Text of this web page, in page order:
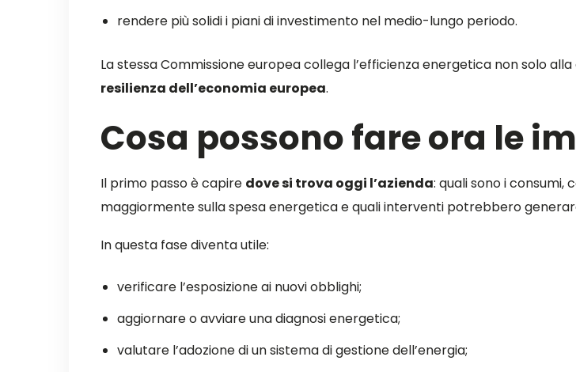
rendere più solidi i piani di investimento nel medio-lungo periodo.
La stessa Commissione europea collega l’efficienza energetica non solo
resilienza dell’economia europea.
Cosa possono fare ora le
Il primo passo è capire dove si trova oggi l’azienda: quali sono i
maggiormente sulla spesa energetica e quali interventi potrebbero
In questa fase diventa utile:
verificare l’esposizione ai nuovi obblighi;
aggiornare o avviare una diagnosi energetica;
valutare l’adozione di un sistema di gestione dell’energia;